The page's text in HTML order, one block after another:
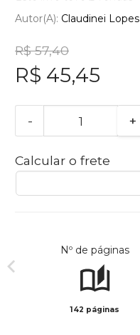
Autor(a): Claudinei Lopes
R$ 57,40
R$ 45,45
- +
Calcular o frete
Nº de páginas
142 páginas